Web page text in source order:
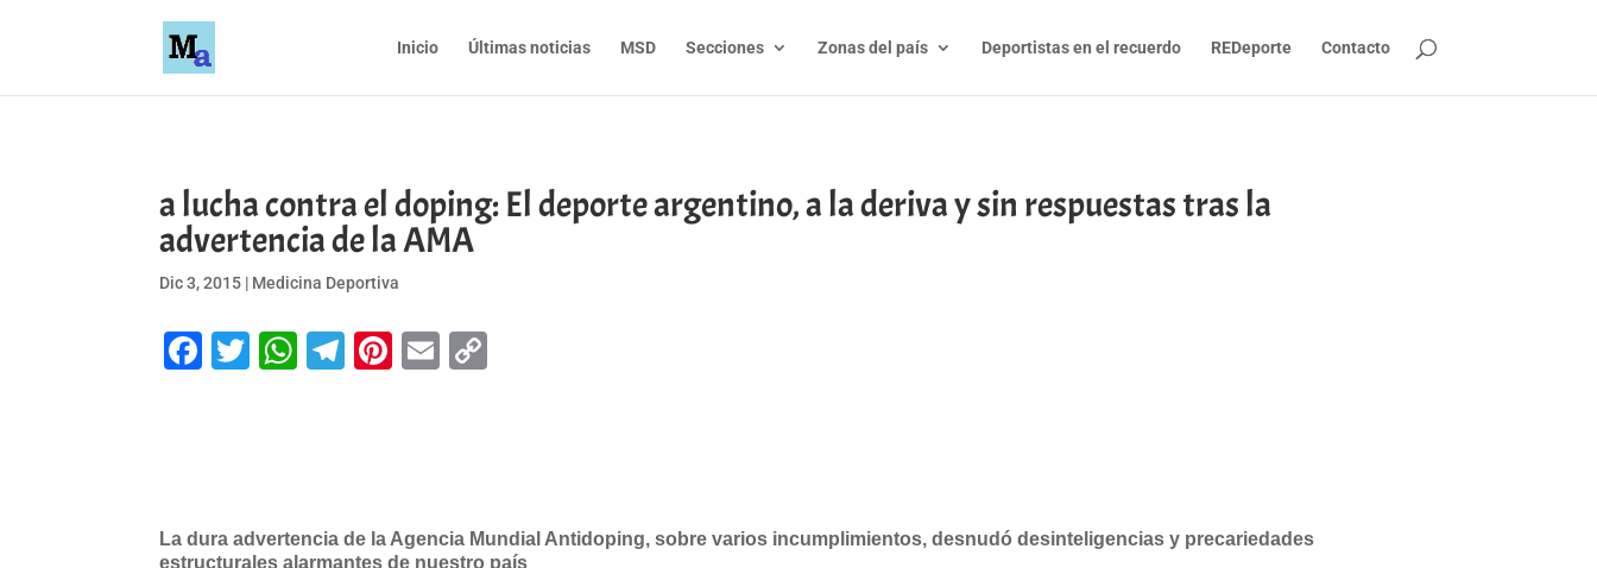
Inicio Últimas noticias MSD Secciones Zonas del país Deportistas en el recuerdo REDeporte Contacto
a lucha contra el doping: El deporte argentino, a la deriva y sin respuestas tras la
advertencia de la AMA
Dic 3, 2015 | Medicina Deportiva
Facebook
Twitter
WhatsApp
Telegram
Pinterest
Email
La dura advertencia de la Agencia Mundial Antidoping, sobre varios incumplimientos, desnudó desinteligencias y precariedades
estructurales alarmantes de nuestro país